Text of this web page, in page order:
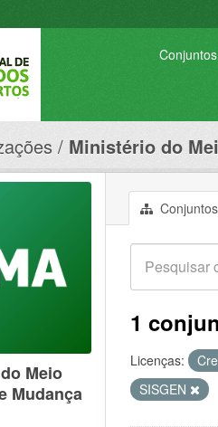
Ministério do
1
Licenças:
SISGEN
Meio
Mudança